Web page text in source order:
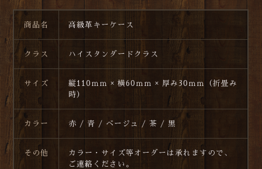
商品名 高級革キーケース
クラス ハイスタンダードクラス
サイズ
縦110ｍｍ × 横60ｍｍ × 厚み30ｍｍ（折畳み
時）
カラー 赤 / 青 / ベージュ / 茶 / 黒
その他
カラー・サイズ等オーダーは承れますので、
ご連絡ください。